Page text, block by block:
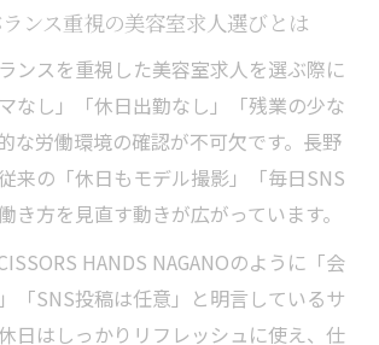
ーマン接客が生む本当のワークライ
ス
求人で高収入とお客様満足度が両立
由
ても年収は上がる。SNSに頼らず、
稼ぐための「高単価」という仕組
人でSNS集客疲れから解放される
ンス重視の美容室求人選びとは
ンスを重視した美容室求人を選ぶ際に
なし」「休日出勤なし」「残業の少な
な労働環境の確認が不可欠です。長野
来の「休日もモデル撮影」「毎日SNS
き方を見直す動きが広がっています。
HANDS NAGANOのように「会
「SNS投稿は任意」と明言しているサ
日はしっかりリフレッシュに使え、仕